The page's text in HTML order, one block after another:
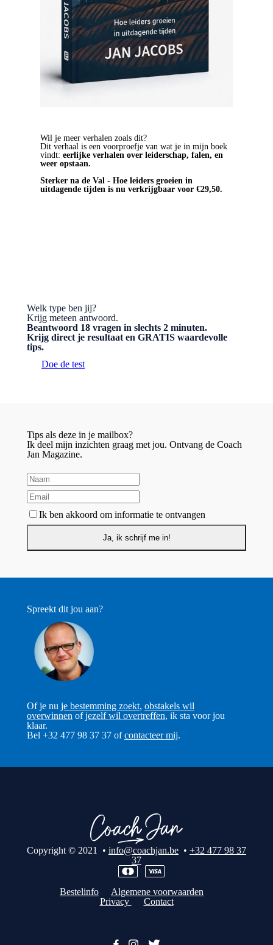
Wil je meer verhalen zoals dit?
Dit verhaal is een voorproefje van wat je in mijn boek
vindt: eerlijke verhalen over leiderschap, falen, en
weer opstaan.
Sterker na de Val - Hoe leiders groeien in
uitdagende tijden is nu verkrijgbaar voor €29,50.
Welk type ben jij?
Krijg meteen antwoord.
Beantwoord 18 vragen in slechts 2 minuten.
Krijg direct je resultaat en GRATIS waardevolle
tips.
Doe de test
Tips als deze in je mailbox?
Ik deel mijn inzichten graag met jou. Ontvang de Coach
Jan Magazine.
Ik ben akkoord om informatie te ontvangen
Spreekt dit jou aan?
Of je nu je bestemming zoekt, obstakels wil
overwinnen ofjezelf wil overtreffen, ik sta voor jou
klaar.
Bel +32 477 98 37 37 ofcontacteer mij.
Copyright © 2021 • info@coachjan.be • +32 477 98 37
37
Bestelinfo
Algemene voorwaarden
Privacy
Contact